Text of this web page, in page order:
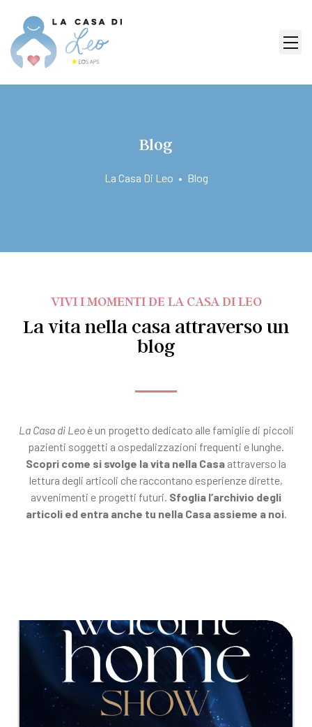
Blog
La Casa Di Leo • Blog
VIVI I MOMENTI DE LA CASA DI LEO
La vita nella casa attraverso un
blog
La Casa di Leo è un progetto dedicato alle famiglie di piccoli
pazienti soggetti a ospedalizzazioni frequenti e lunghe.
Scopri come si svolge la vita nella Casa attraverso la
lettura degli articoli che raccontano esperienze dirette,
avvenimenti e progetti futuri. Sfoglia l’archivio degli
articoli ed entra anche tu nella Casa assieme a noi.